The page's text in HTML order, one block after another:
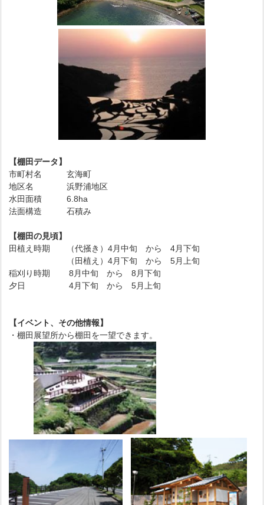
【棚田データ】
市町村名 玄海町
地区名 浜野浦地区
水田面積 6.8ha
法面構造 石積み
【棚田の見頃】
田植え時期 （代掻き）4月中旬 から 4月下旬
（田植え）4月下旬 から 5月上旬
稲刈り時期 8月中旬 から 8月下旬
夕日 4月下旬 から 5月上旬
【イベント、その他情報】
・棚田展望所から棚田を一望できます。